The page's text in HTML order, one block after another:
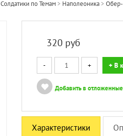
Солдатики по Темам> Наполеоника> Обер-
320 руб
- + + В
Добавить в отложенные
Характеристики